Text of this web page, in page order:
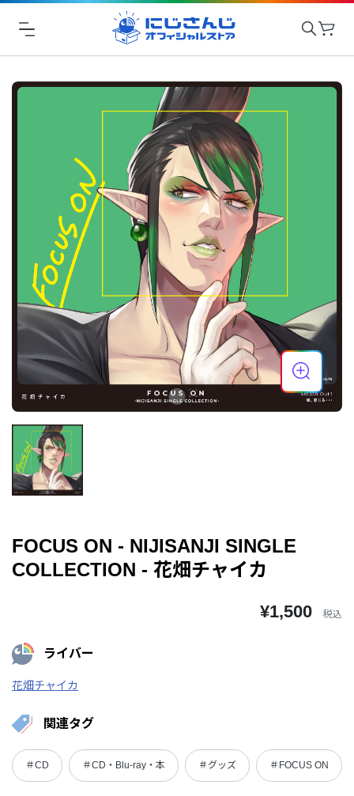
FOCUS ON - NIJISANJI SINGLE
COLLECTION - 花畑チャイカ
¥1,500 税込
ライバー
花畑チャイカ
関連タグ
＃CD ＃CD・Blu-ray・本 ＃グッズ ＃FOCUS ON